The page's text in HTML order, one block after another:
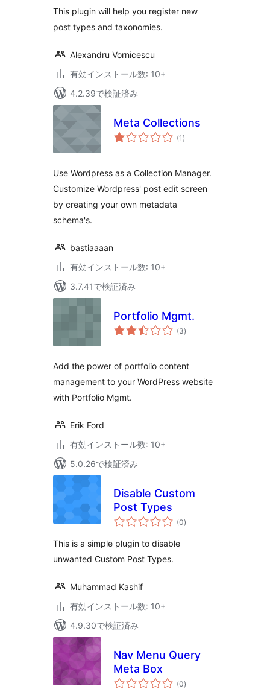
価
This plugin will help you register new
post types and taxonomies.
Alexandru Vornicescu
有効インストール数: 10+
4.2.39で検証済み
Meta Collections
(1 個
の)
Use Wordpress as a Collection Manager.
Customize Wordpress' post edit screen
by creating your own metadata
schema's.
bastiaaaan
有効インストール数: 10+
3.7.41で検証済み
Portfolio Mgmt.
(3個
の)
Add the power of portfolio content
management to your WordPress website
with Portfolio Mgmt.
Erik Ford
有効インストール数: 10+
5.0.26で検証済み
Disable Custom
Post Types
(0個
の)
This is a simple plugin to disable
unwanted Custom Post Types.
Muhammad Kashif
有効インストール数: 10+
4.9.30で検証済み
Nav Menu Query
Meta Box
(0個
の)